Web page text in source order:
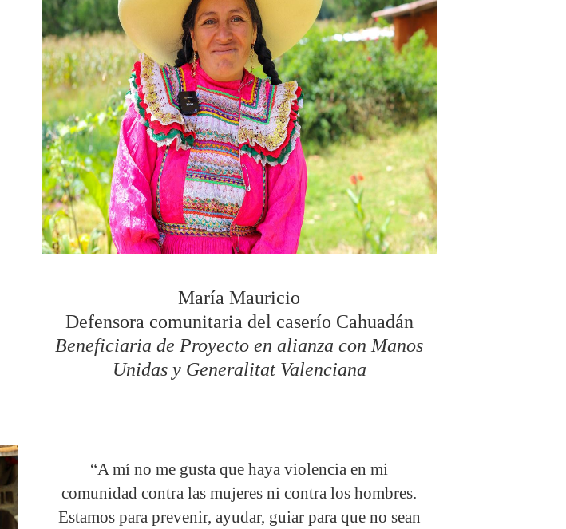
María Mauricio
Defensora comunitaria del caserío Cahuadán
Beneficiaria de Proyecto en alianza con Manos
Unidas y Generalitat Valenciana
“A mí no me gusta que haya violencia en mi
comunidad contra las mujeres ni contra los hombres.
Estamos para prevenir, ayudar, guiar para que no sean